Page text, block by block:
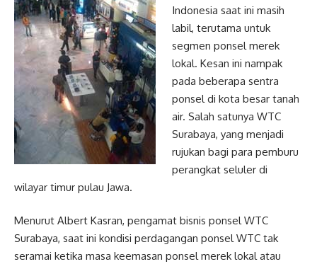
Indonesia saat ini masih
labil, terutama untuk
segmen ponsel merek
lokal. Kesan ini nampak
pada beberapa sentra
ponsel di kota besar tanah
air. Salah satunya WTC
Surabaya, yang menjadi
rujukan bagi para pemburu
perangkat seluler di
wilayar timur pulau Jawa.
Menurut Albert Kasran, pengamat bisnis ponsel WTC
Surabaya, saat ini kondisi perdagangan ponsel WTC tak
seramai ketika masa keemasan ponsel merek lokal atau